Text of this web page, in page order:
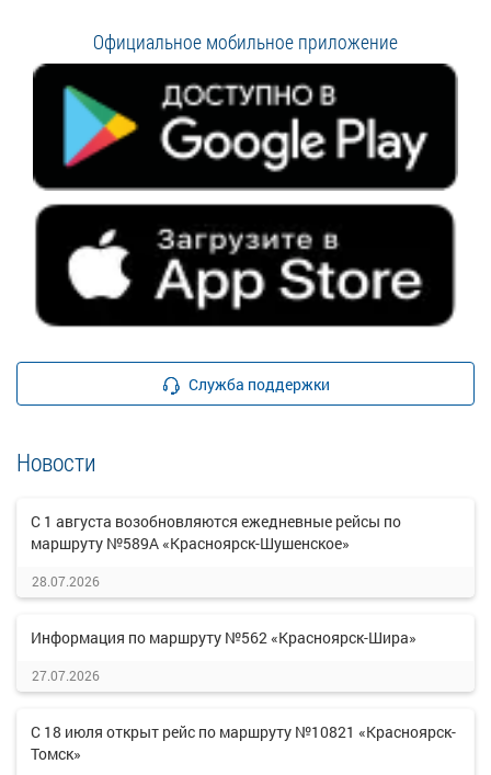
Официальное мобильное приложение
Служба поддержки
Новости
С 1 августа возобновляются ежедневные рейсы по
маршруту №589А «Красноярск-Шушенское»
28.07.2026
Информация по маршруту №562 «Красноярск-Шира»
27.07.2026
С 18 июля открыт рейс по маршруту №10821 «Красноярск-
Томск»